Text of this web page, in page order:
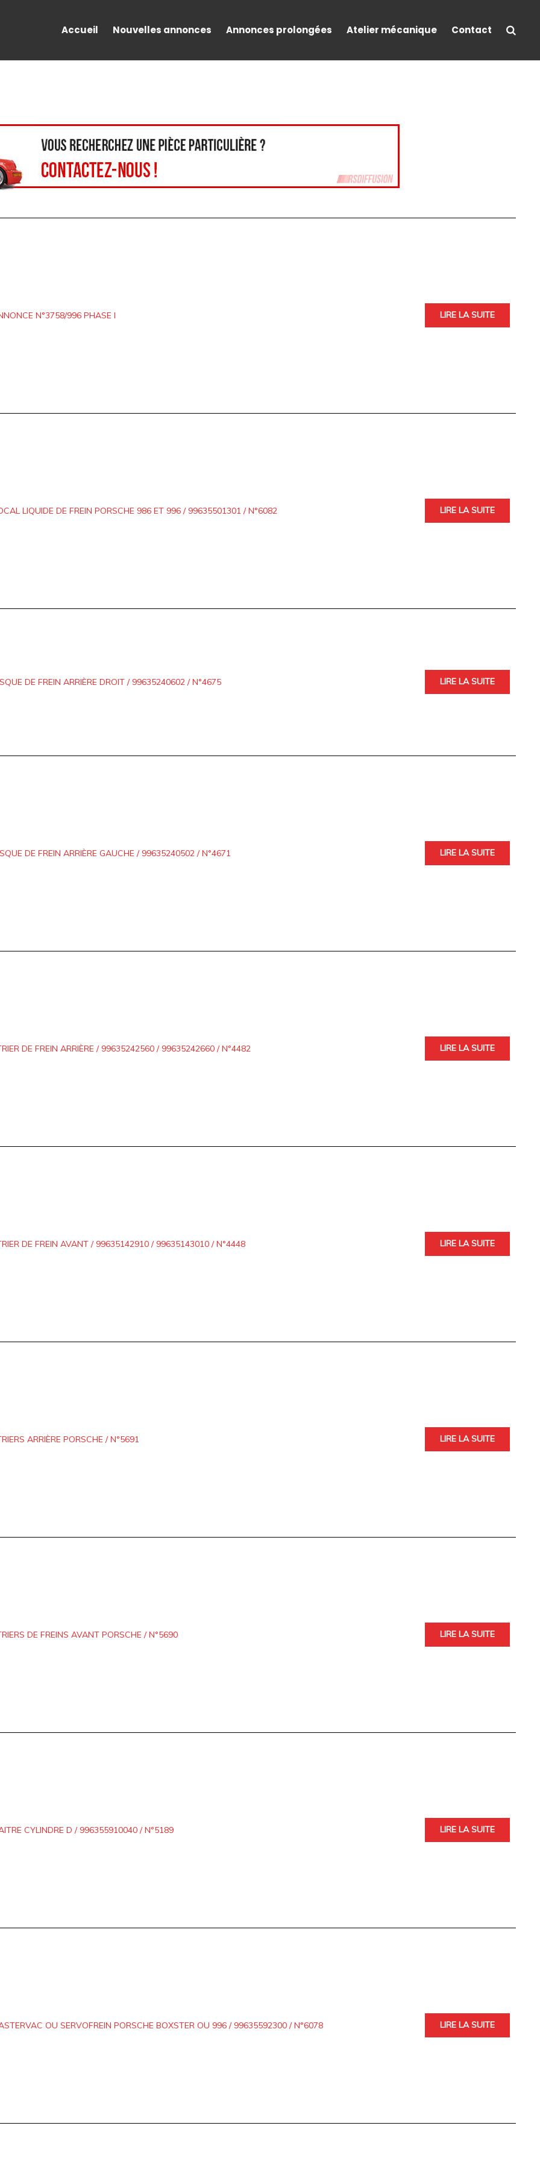
Accueil Nouvelles annonces Annonces prolongées Atelier mécanique Contact
N°3758/996 PHASE I LIRE LA SUITE
LIQUIDE DE FREIN PORSCHE 986 ET 996 / 99635501301 / N°6082 LIRE LA SUITE
DE FREIN ARRIÈRE DROIT / 99635240602 / N°4675 LIRE LA SUITE
DE FREIN ARRIÈRE GAUCHE / 99635240502 / N°4671 LIRE LA SUITE
DE FREIN ARRIÈRE / 99635242560 / 99635242660 / N°4482 LIRE LA SUITE
DE FREIN AVANT / 99635142910 / 99635143010 / N°4448 LIRE LA SUITE
ARRIÈRE PORSCHE / N°5691 LIRE LA SUITE
DE FREINS AVANT PORSCHE / N°5690 LIRE LA SUITE
CYLINDRE D / 996355910040 / N°5189 LIRE LA SUITE
OU SERVOFREIN PORSCHE BOXSTER OU 996 / 99635592300 / N°6078 LIRE LA SUITE